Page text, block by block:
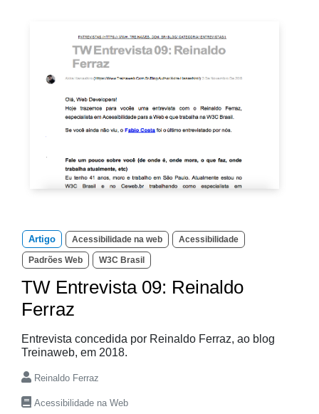
Artigo Acessibilidade na web Acessibilidade
Padrões Web W3C Brasil
TW Entrevista 09: Reinaldo
Ferraz
Entrevista concedida por Reinaldo Ferraz, ao blog
Treinaweb, em 2018.
Reinaldo Ferraz
Acessibilidade na Web